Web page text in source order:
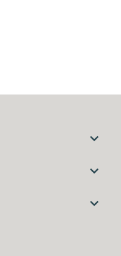


